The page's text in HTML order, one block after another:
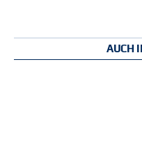
AUCH